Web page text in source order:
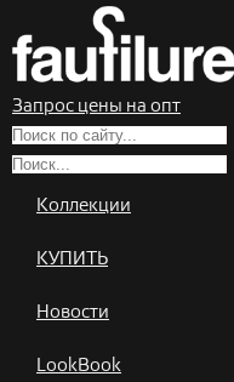
Запрос цены на опт
Коллекции
КУПИТЬ
Новости
LookBook